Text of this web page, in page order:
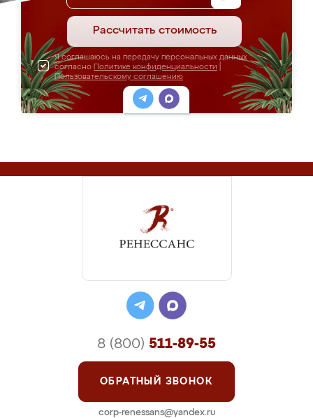
Рассчитать стоимость
Я соглашаюсь на передачу персональных данных
согласно Политике конфиденциальности
Пользовательскому соглашению
8 (800) 511-89-55
ОБРАТНЫЙ ЗВОНОК
corp-renessans@yandex.ru